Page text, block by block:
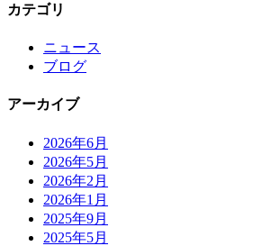
カテゴリ
ニュース
ブログ
アーカイブ
2026年6月
2026年5月
2026年2月
2026年1月
2025年9月
2025年5月